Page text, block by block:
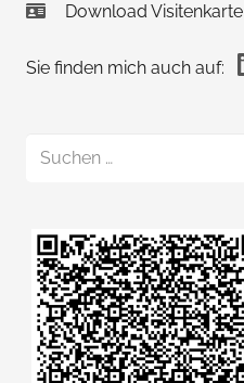
Download Visitenkarte
Sie finden mich auch auf: